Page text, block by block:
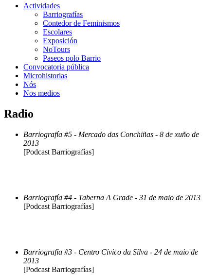
Actividades
Barriografías
Contedor de Feminismos
Escolares
Exposición
NoTours
Paseos polo Barrio
Convocatoria pública
Microhistorias
Nós
Nos medios
Radio
Barriografía #5 - Mercado das Conchiñas - 8 de xuño de
2013
[Podcast Barriografías]
Barriografía #4 - Taberna A Grade - 31 de maio de 2013
[Podcast Barriografías]
Barriografía #3 - Centro Cívico da Silva - 24 de maio de
2013
[Podcast Barriografías]